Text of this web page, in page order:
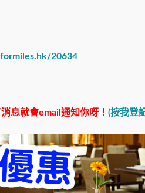
20634
息就會email通知你呀！ (按我登